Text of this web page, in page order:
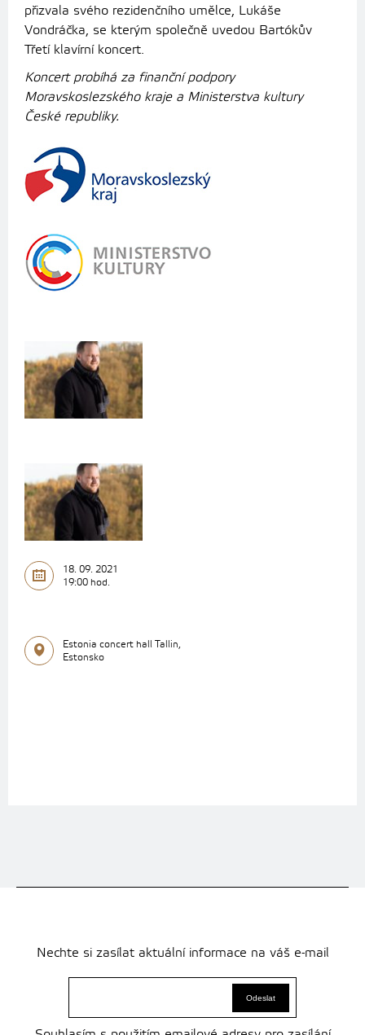
přizvala svého rezidenčního umělce, Lukáše
Vondráčka, se kterým společně uvedou Bartókův
Třetí klavírní koncert.
Koncert probíhá za finanční podpory
Moravskoslezského kraje a Ministerstva kultury
České republiky.
18. 09. 2021
19:00 hod.
Estonia concert hall Tallin,
Estonsko
Nechte si zasílat aktuální informace na váš e-mail